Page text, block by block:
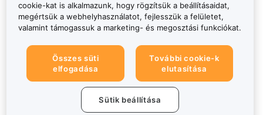
cookie-kat is alkalmazunk, hogy rögzítsük a beállításaidat,
megértsük a webhelyhasználatot, fejlesszük a felületet,
valamint támogassuk a marketing- és megosztási funkciókat.
Összes süti
elfogadása
További cookie-k
elutasítása
Sütik beállítása